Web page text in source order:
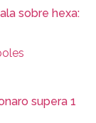
sobre hexa:
supera 1